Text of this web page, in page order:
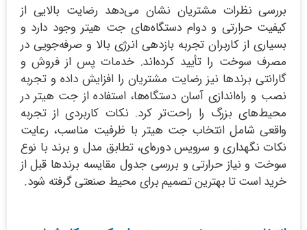
بررسی نظرات مشتریان نشان می‌دهد رضایت بالایی از
کیفیت حرارتی و دوام دستگاه‌های جت هیتر وجود دارد و
بسیاری از کاربران تجربه بازدهی انرژی بالا و صرفه‌جویی در
مصرف سوخت را تأیید کرده‌اند. خدمات پس از فروش و
گارانتی برندها نیز رضایت مشتریان را افزایش داده و تجربه
نصب و راه‌اندازی آسان دستگاه‌ها، استفاده از جت هیتر در
محیط‌های بزرگ را راحت‌تر کرد. نکات کاربردی از تجربه
واقعی شامل انتخاب جت هیتر با ظرفیت مناسب، رعایت
نکات نگهداری و سرویس دوره‌ای، تطابق مدل و برند با نوع
سوخت و نیاز حرارتی و بررسی جدول مقایسه برندها قبل از
خرید است تا بهترین تصمیم برای محیط صنعتی گرفته شود.